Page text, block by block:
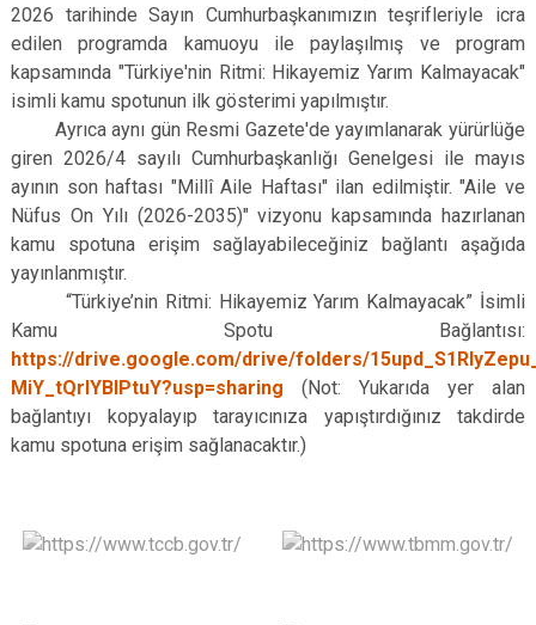
2026 tarihinde Sayın Cumhurbaşkanımızın teşrifleriyle icra
edilen programda kamuoyu ile paylaşılmış ve program
kapsamında "Türkiye'nin Ritmi: Hikayemiz Yarım Kalmayacak"
isimli kamu spotunun ilk gösterimi yapılmıştır.
Ayrıca aynı gün Resmi Gazete'de yayımlanarak yürürlüğe
giren 2026/4 sayılı Cumhurbaşkanlığı Genelgesi ile mayıs
ayının son haftası "Millî Aile Haftası" ilan edilmiştir. "Aile ve
Nüfus On Yılı (2026-2035)" vizyonu kapsamında hazırlanan
kamu spotuna erişim sağlayabileceğiniz bağlantı aşağıda
yayınlanmıştır.
“Türkiye’nin Ritmi: Hikayemiz Yarım Kalmayacak” İsimli
Kamu Spotu Bağlantısı:
https://drive.google.com/drive/folders/
MiY_tQrlYBIPtuY?usp=sharing (Not: Yukarıda yer alan
bağlantıyı kopyalayıp tarayıcınıza yapıştırdığınız takdirde
kamu spotuna erişim sağlanacaktır.)